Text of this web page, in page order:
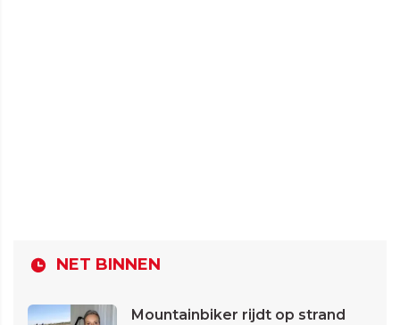
NET BINNEN
Mountainbiker rijdt op strand